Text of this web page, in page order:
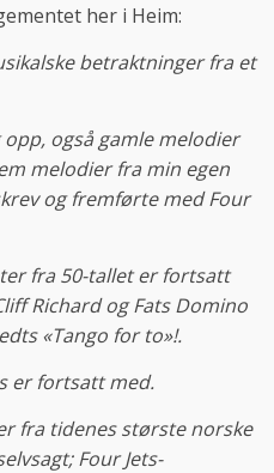
her i Heim:
betraktninger fra et
også gamle melodier
melodier fra min egen
og fremførte med Four
fra 50-tallet er fortsatt
Richard og Fats Domino
«Tango for to»!.
er fortsatt med.
fra tidenes største norske
Four Jets-